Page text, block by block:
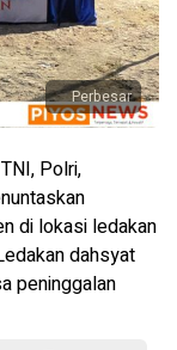
Perbesar
Polri,
di lokasi ledakan
dahsyat
peninggalan